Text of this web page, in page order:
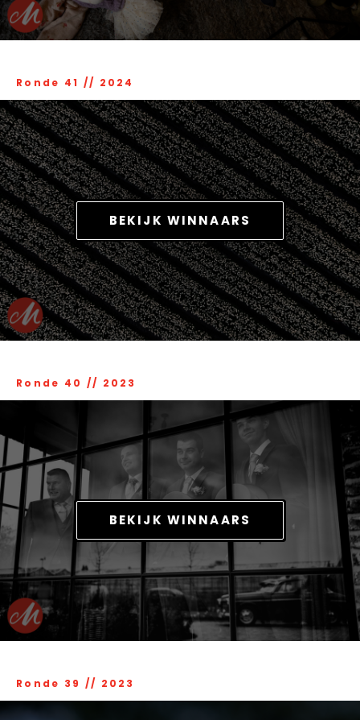
Ronde 41 // 2024
BEKIJK WINNAARS
Ronde 40 // 2023
BEKIJK WINNAARS
Ronde 39 // 2023